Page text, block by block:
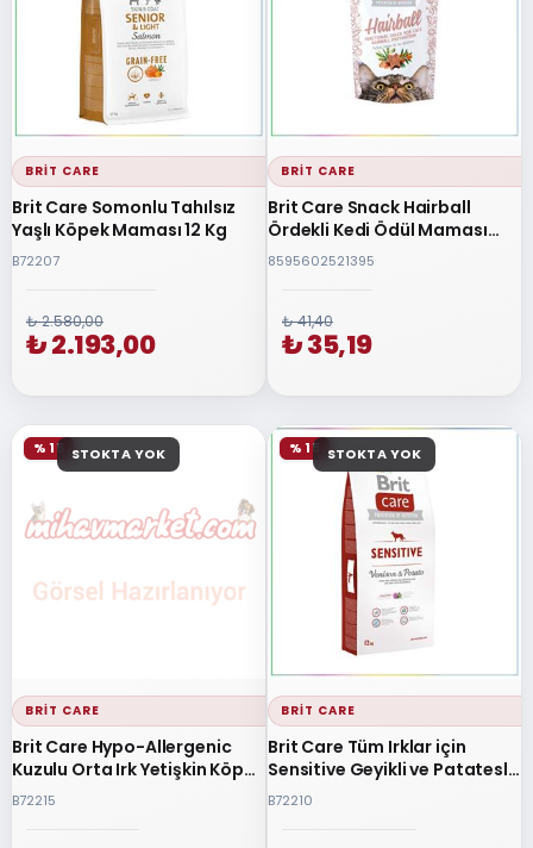
BRIT CARE
Brit Care Somonlu Tahılsız
Yaşlı Köpek Maması 12 Kg
B72207
₺ 2.580,00
₺ 2.193,00
BRIT CARE
Brit Care Snack Hairball
Ördekli Kedi Ödül Maması
50gr
8595602521395
₺ 41,40
₺ 35,19
STOKTA YOK
BRIT CARE
Brit Care Hypo-Allergenic
Kuzulu Orta Irk Yetişkin Köpek
Maması 3 Kg
B72215
% 15 STOKTA YOK
BRIT CARE
Brit Care Tüm Irklar için
Sensitive Geyikli ve Patatesli
Tahılsız Yetişkin Köpek
B72210
% 15